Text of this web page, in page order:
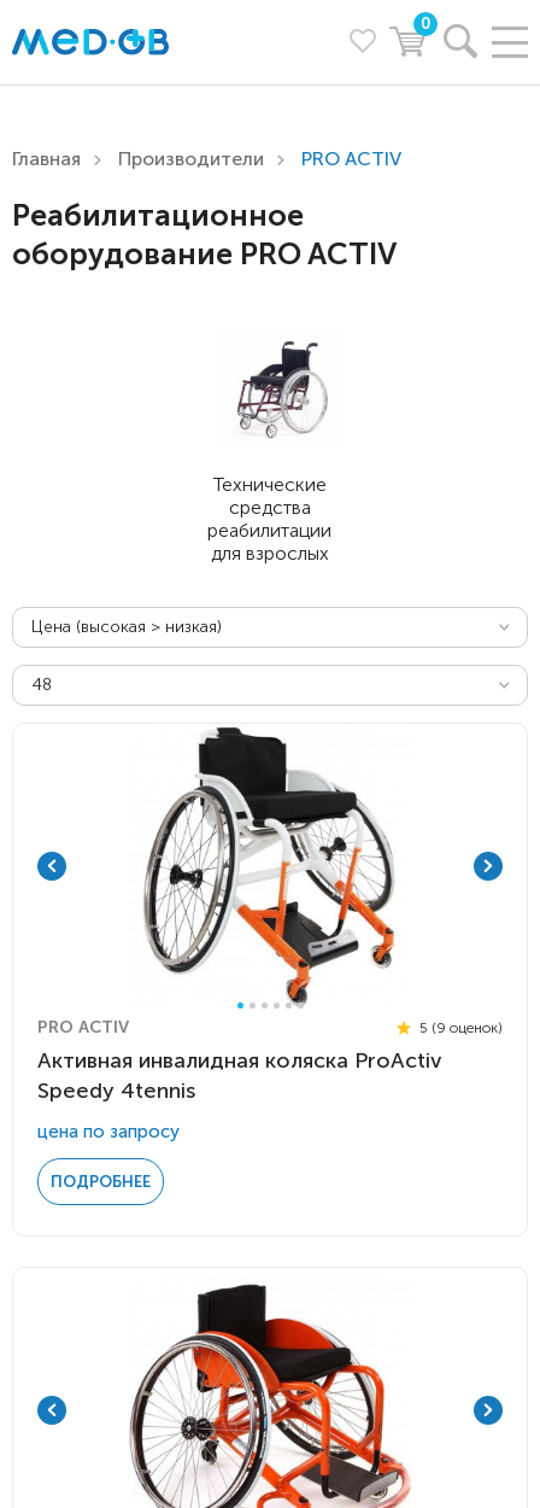
0
Главная Производители PRO ACTIV
Реабилитационное
оборудование PRO ACTIV
Технические
средства
реабилитации
для взрослых
Цена (высокая > низкая)
48
PRO ACTIV 5 (9 оценок)
Активная инвалидная коляска ProActiv
Speedy 4tennis
цена по запросу
ПОДРОБНЕЕ